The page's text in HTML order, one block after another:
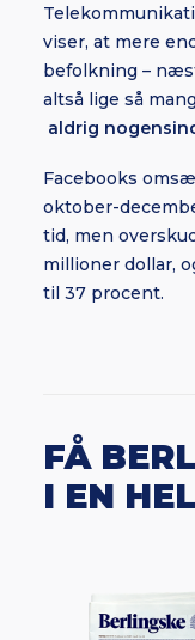
viser, at mere
befolkning –
altså lige så
aldrig
Facebooks
oktober-
tid, men
millioner dollar,
til 37 procent.
FÅ
I EN